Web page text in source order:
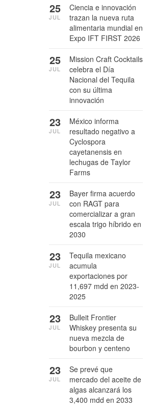
Ciencia e innovación
trazan la nueva ruta
alimentaria mundial en
Expo IFT FIRST 2026
25
JUL
Mission Craft Cocktails
celebra el Día
Nacional del Tequila
con su última
innovación
25
JUL
México informa
resultado negativo a
Cyclospora
cayetanensis en
lechugas de Taylor
Farms
23
JUL
Bayer firma acuerdo
con RAGT para
comercializar a gran
escala trigo híbrido en
2030
23
JUL
Tequila mexicano
acumula
exportaciones por
11,697 mdd en 2023-
2025
23
JUL
Bulleit Frontier
Whiskey presenta su
nueva mezcla de
bourbon y centeno
23
JUL
Se prevé que
mercado del aceite de
algas alcanzará los
3,400 mdd en 2033
23
JUL